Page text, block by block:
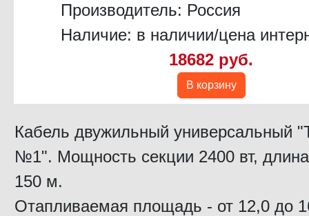
Производитель: Россия
Наличие: в наличии/цена
18682 руб.
В корзину
Кабель двужильный универсальный
№1". Мощность секции 2400 вт,
150 м.
Отапливаемая площадь - от 12,0 до